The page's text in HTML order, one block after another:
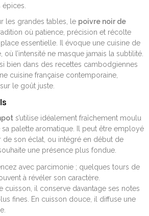
les grandes tables, le poivre noir de
où patience, précision et récolte
essentielle. Il évoque une cuisine de
où l’intensité ne masque jamais la subtilité.
bien dans des recettes cambodgiennes
cuisine française contemporaine,
le goût juste.
s’utilise idéalement fraîchement moulu
palette aromatique. Il peut être employé
son éclat, ou intégré en début de
une présence plus fondue.
avec parcimonie ; quelques tours de
à révéler son caractère.
cuisson, il conserve davantage ses notes
fines. En cuisson douce, il diffuse une